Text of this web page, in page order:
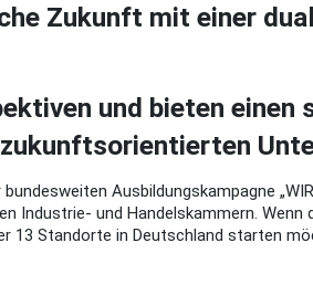
Zukunft mit einer
und bieten einen
Ausbildungskampagne „WIR
Industrie- und Handelskammern.
13 Standorte in Deutschland starten